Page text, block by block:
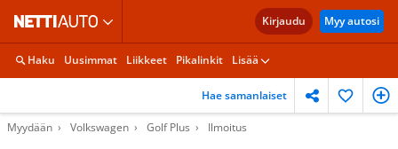
Kirjaudu Myy autosi
Haku Uusimmat Liikkeet Pikalinkit Lisää
Hae samanlaiset
Myydään Volkswagen Golf Plus Ilmoitus